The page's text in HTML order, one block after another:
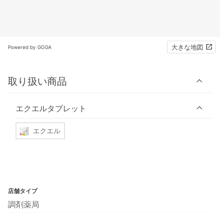
Powered by GOGA 大きな地図
取り扱い商品
エクエルタブレット
エクエル
店舗タイプ
調剤薬局